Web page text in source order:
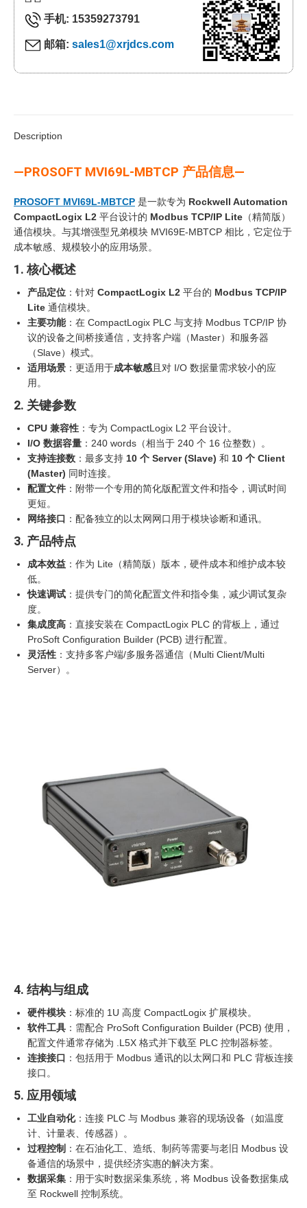
手机: 15359273791
邮箱: sales1@xrjdcs.com
Description
—PROSOFT MVI69L-MBTCP 产品信息—
PROSOFT MVI69L-MBTCP 是一款专为 Rockwell Automation
CompactLogix L2 平台设计的 Modbus TCP/IP Lite （精简版）
通信模块。与其增强型兄弟模块 MVI69E-MBTCP 相比，它定位于
成本敏感、规模较小的应用场景。
1. 核心概述
产品定位 ：针对 CompactLogix L2 平台的 Modbus TCP/IP
Lite 通信模块。
主要功能：在 CompactLogix PLC 与支持 Modbus TCP/IP 协
议的设备之间桥接通信，支持客户端（Master）和服务器
（Slave）模式。
适用场景 ：更适用于成本敏感 且对 I/O 数据量需求较小的应
用。
2. 关键参数
CPU 兼容性 ：专为 CompactLogix L2 平台设计。
I/O 数据容量 ：240 words（相当于 240 个 16 位整数）。
支持连接数 ：最多支持 10 个 Server (Slave) 和 10 个 Client
(Master) 同时连接。
配置文件 ：附带一个专用的简化版配置文件和指令，调试时间
更短。
网络接口 ：配备独立的以太网网口用于模块诊断和通讯。
3. 产品特点
成本效益 ：作为 Lite（精简版）版本，硬件成本和维护成本较
低。
快速调试 ：提供专门的简化配置文件和指令集，减少调试复杂
度。
集成度高 ：直接安装在 CompactLogix PLC 的背板上，通过
ProSoft Configuration Builder (PCB) 进行配置。
灵活性 ：支持多客户端/多服务器通信（Multi Client/Multi
Server）。
4. 结构与组成
硬件模块 ：标准的 1U 高度 CompactLogix 扩展模块。
软件工具 ：需配合 ProSoft Configuration Builder (PCB) 使用，
配置文件通常存储为 .L5X 格式并下载至 PLC 控制器标签。
连接接口 ：包括用于 Modbus 通讯的以太网口和 PLC 背板连接
接口。
5. 应用领域
工业自动化：连接 PLC 与 Modbus 兼容的现场设备（如温度
计、计量表、传感器）。
过程控制 ：在石油化工、造纸、制药等需要与老旧 Modbus 设
备通信的场景中，提供经济实惠的解决方案。
数据采集 ：用于实时数据采集系统，将 Modbus 设备数据集成
至 Rockwell 控制系统。